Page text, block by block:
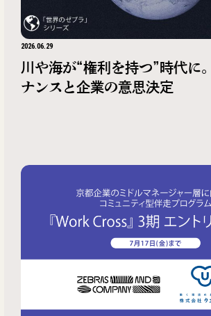
2026.06.29
川や海が“権利を持つ”時代に
ナンスと企業の意思決定